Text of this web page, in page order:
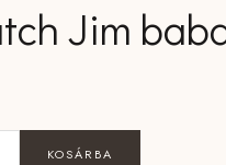
Jim
KOSÁRBA